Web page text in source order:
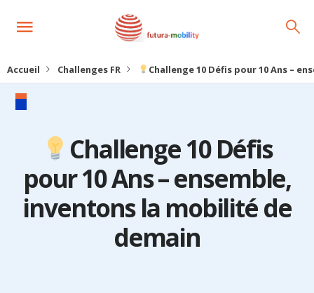
Accueil Challenges FR Challenge 10 Défis pour 10 Ans –
Challenge 10 Défis
pour 10 Ans – ensemble,
inventons la mobilité de
demain